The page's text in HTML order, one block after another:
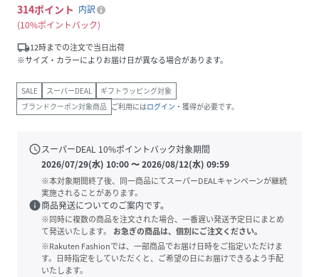
314ポイント 内訳
10%ポイントバック
local_shipping12時までの注文で当日出荷
※サイズ・カラーによりお届け日が異なる場合があります。
SALE スーパーDEAL
ギフトラッピング対象
ブランドクーポン対象商品 ご利用にはログイン ・獲得が必要です。
scheduleスーパーDEAL 10%ポイントバック対象期間
2026/07/29(水) 10:00〜2026/08/12(水) 09:59
※本対象期間終了後、同一商品にてスーパーDEALキャンペーンが継続
実施されることがあります。
info商品発送についてのご案内です。
※同時に複数の商品を注文された場合、一番遅い発送予定日にまとめ
て発送いたします。
お急ぎの商品は、個別にご注文ください。
※Rakuten Fashionでは、一部商品でお届け日時をご指定いただけま
す。日時指定をしていただくと、ご希望の日にお届けできるよう手配
いたします。